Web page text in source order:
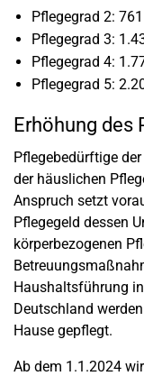
Pflegegrad 2:
Pflegegrad 3:
Pflegegrad 4:
Pflegegrad 5:
Erhöhung des
Pflegebedürftige
der häuslichen
Anspruch setzt
Pflegegeld dessen
körperbezogenen
Haushaltsführung
Deutschland
Hause gepflegt.
Ab dem 1.1.2024